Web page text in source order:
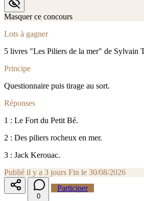
Masquer ce concours
Lots à gagner
5 livres "Les Piliers de la mer" de Sylvain
Principe
Questionnaire puis tirage au sort.
Réponses
1 : Le Fort du Petit Bé.
2 : Des piliers rocheux en mer.
3 : Jack Kerouac.
Publié il y a 3 jours Fin le 30/08/2026
0
Participer